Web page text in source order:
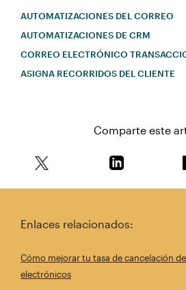
AUTOMATIZACIONES DEL CORREO
AUTOMATIZACIONES DE CRM
CORREO ELECTRÓNICO
ASIGNA RECORRIDOS DEL CLIENTE
Comparte este
Enlaces relacionados:
Cómo mejorar tu tasa de cancelación
electrónicos